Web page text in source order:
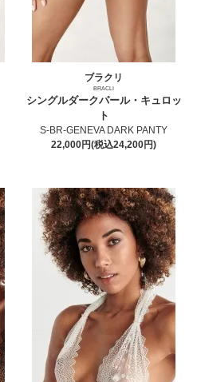
ブラクリ
BRACLI
シングルダークパール・キュロッ
ト
S-BR-GENEVA DARK PANTY
22,000円(税込24,200円)